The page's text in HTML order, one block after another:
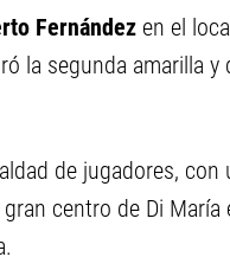
Fernández en el loca
la segunda amarilla y
de jugadores,
centro de Di